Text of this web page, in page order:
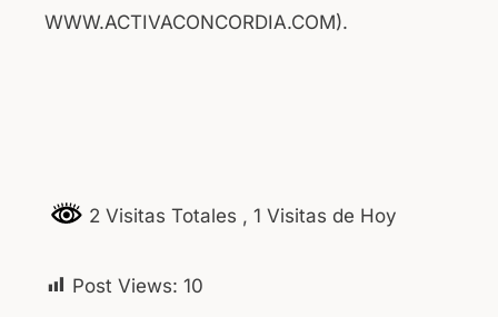
WWW.ACTIVACONCORDIA.COM).
2 Visitas Totales , 1 Visitas de Hoy
Post Views: 10